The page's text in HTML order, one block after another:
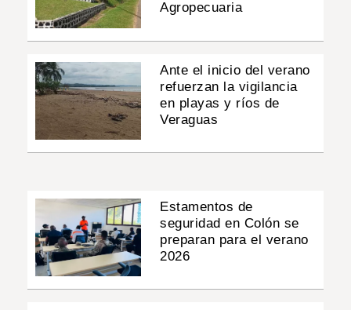
Agropecuaria
Ante el inicio del verano
refuerzan la vigilancia
en playas y ríos de
Veraguas
Estamentos de
seguridad en Colón se
preparan para el verano
2026